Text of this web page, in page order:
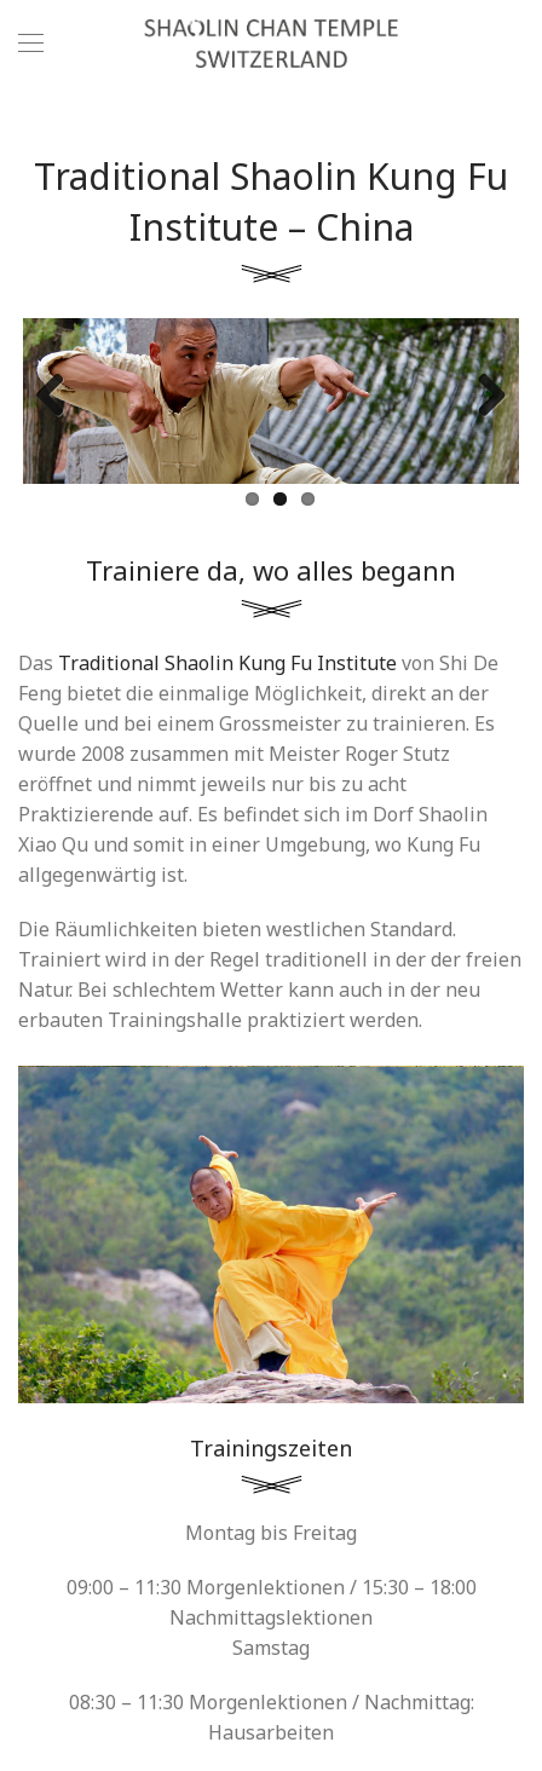
Traditional Shaolin Kung Fu
Institute – China
Previous Next
Trainiere da, wo alles begann
Das Traditional Shaolin Kung Fu Institutevon Shi De
Feng bietet die einmalige Möglichkeit, direkt an der
Quelle und bei einem Grossmeister zu trainieren. Es
wurde 2008 zusammen mit Meister Roger Stutz
eröffnet und nimmt jeweils nur bis zu acht
Praktizierende auf. Es befindet sich im Dorf Shaolin
Xiao Qu und somit in einer Umgebung, wo Kung Fu
allgegenwärtig ist.
Die Räumlichkeiten bieten westlichen Standard.
Trainiert wird in der Regel traditionell in der der freien
Natur. Bei schlechtem Wetter kann auch in der neu
erbauten Trainingshalle praktiziert werden.
Trainingszeiten
Montag bis Freitag
09:00 – 11:30 Morgenlektionen / 15:30 – 18:00
Nachmittagslektionen
Samstag
08:30 – 11:30 Morgenlektionen / Nachmittag:
Hausarbeiten